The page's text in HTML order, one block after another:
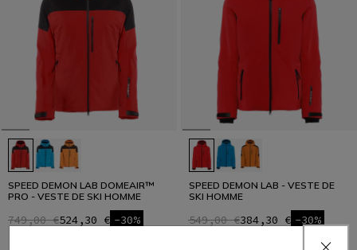
SPEED DEMON LAB DOMEAIR™
PRO - VESTE DE SKI HOMME
749,00 €524,30 € -30%
SPEED DEMON LAB - VESTE DE
SKI HOMME
549,00 €384,30 € -30%